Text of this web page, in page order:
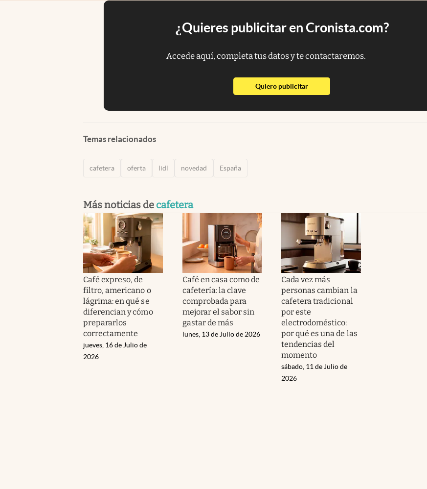
¿Quieres publicitar en Cronista.com?
Accede aquí, completa tus datos y te contactaremos.
Quiero publicitarabre en nueva pestaña
Temas relacionados
cafetera oferta lidl novedad España
Más noticias de cafetera
Café expreso, de
filtro, americano o
lágrima: en qué se
diferencian y cómo
prepararlos
correctamente
jueves, 16 de Julio de
2026
Café en casa como de
cafetería: la clave
comprobada para
mejorar el sabor sin
gastar de más
lunes, 13 de Julio de 2026
Cada vez más
personas cambian la
cafetera tradicional
por este
electrodoméstico:
por qué es una de las
tendencias del
momento
sábado, 11 de Julio de
2026